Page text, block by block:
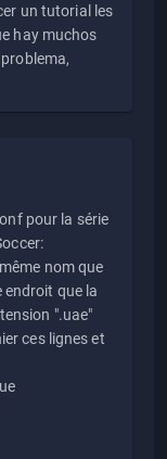
un tutorial les
hay muchos
pour la série
nom que
endroit que la
".uae"
ces lignes et